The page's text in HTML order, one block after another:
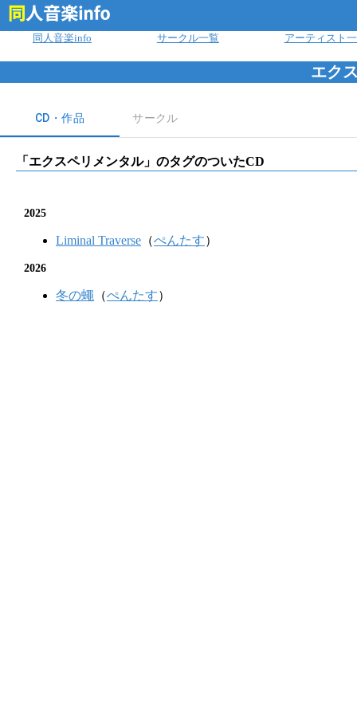
同人音楽info サークル一覧 アーティスト
エク
CD・作品 サークル
「 エクスペリメンタル」のタグのついたCD
2025
Liminal Traverse （ぺんたす）
2026
冬の蠅 （ぺんたす）